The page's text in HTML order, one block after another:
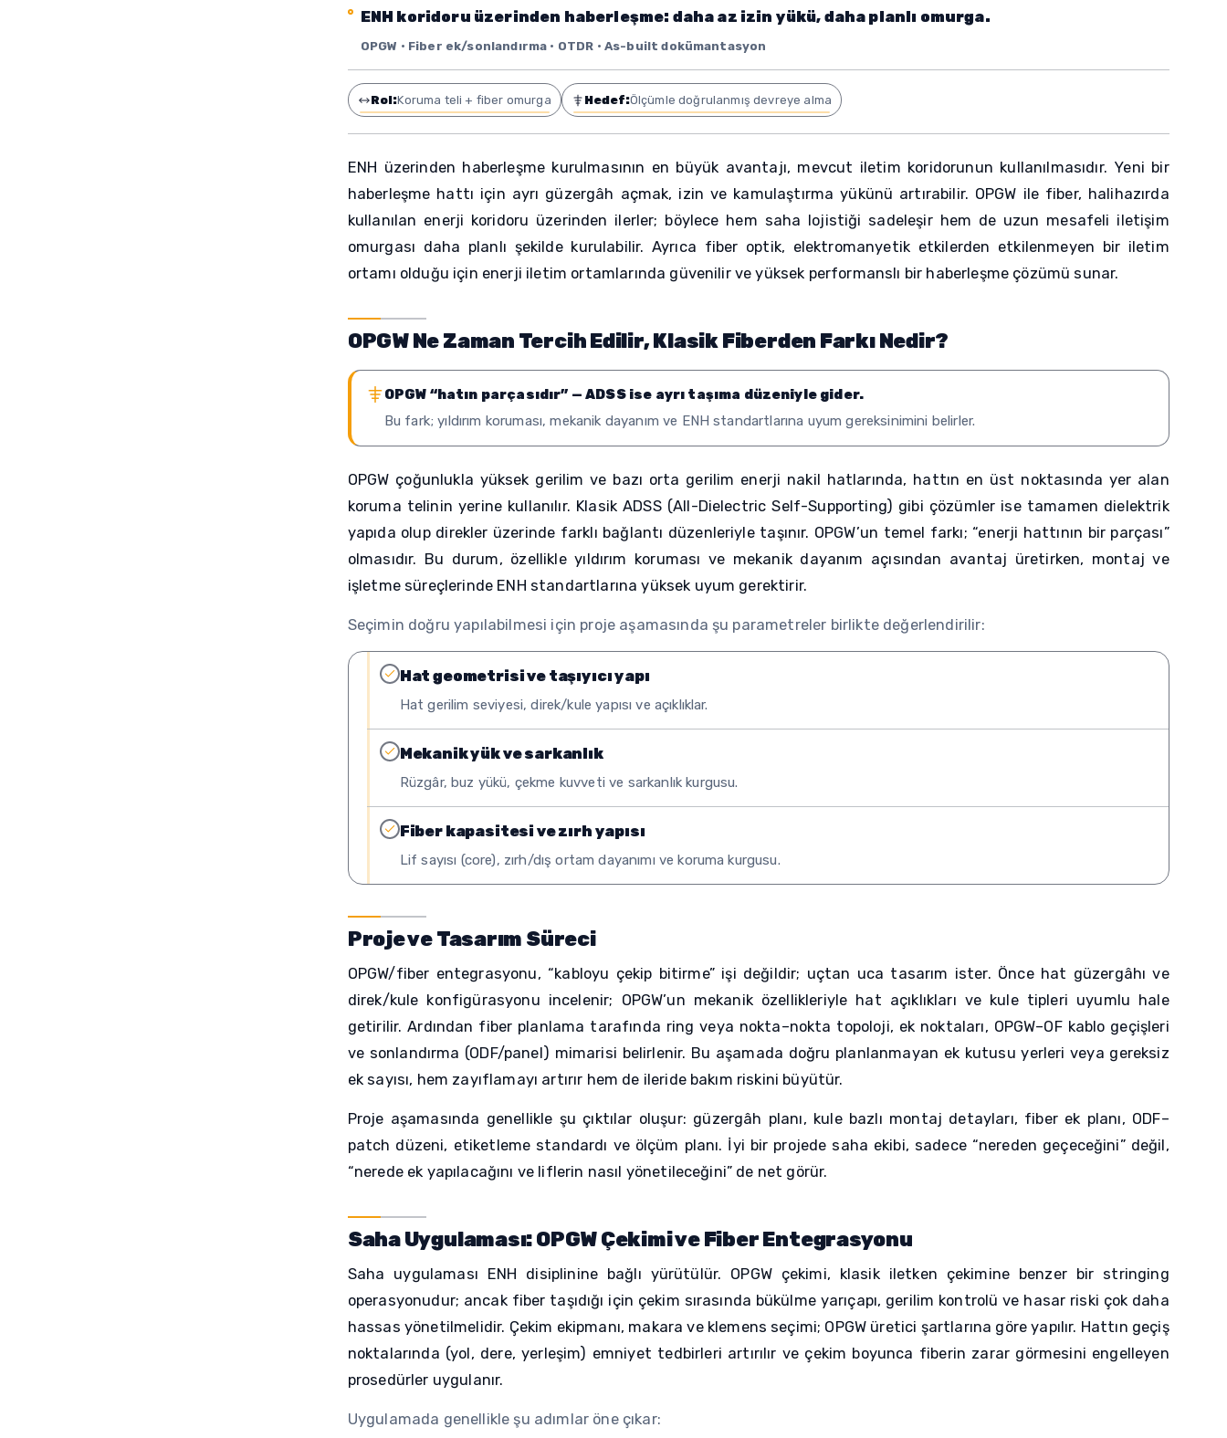
ENH koridoru üzerinden haberleşme: daha az izin yükü, daha planlı omurga.
OPGW • Fiber ek/sonlandırma • OTDR • As-built dokümantasyon
Rol:Koruma teli + fiber omurga Hedef:Ölçümle doğrulanmış devreye alma
ENH üzerinden haberleşme kurulmasının en büyük avantajı, mevcut iletim koridorunun kullanılmasıdır. Yeni bir
haberleşme hattı için ayrı güzergâh açmak, izin ve kamulaştırma yükünü artırabilir. OPGW ile fiber, halihazırda
kullanılan enerji koridoru üzerinden ilerler; böylece hem saha lojistiği sadeleşir hem de uzun mesafeli iletişim
omurgası daha planlı şekilde kurulabilir. Ayrıca fiber optik, elektromanyetik etkilerden etkilenmeyen bir iletim
ortamı olduğu için enerji iletim ortamlarında güvenilir ve yüksek performanslı bir haberleşme çözümü sunar.
OPGW Ne Zaman Tercih Edilir, Klasik Fiberden Farkı Nedir?
OPGW “hatın parçasıdır” — ADSS ise ayrı taşıma düzeniyle gider.
Bu fark; yıldırım koruması, mekanik dayanım ve ENH standartlarına uyum gereksinimini belirler.
OPGW çoğunlukla yüksek gerilim ve bazı orta gerilim enerji nakil hatlarında, hattın en üst noktasında yer alan
koruma telinin yerine kullanılır. Klasik ADSS (All-Dielectric Self-Supporting) gibi çözümler ise tamamen dielektrik
yapıda olup direkler üzerinde farklı bağlantı düzenleriyle taşınır. OPGW’un temel farkı; “enerji hattının bir parçası”
olmasıdır. Bu durum, özellikle yıldırım koruması ve mekanik dayanım açısından avantaj üretirken, montaj ve
işletme süreçlerinde ENH standartlarına yüksek uyum gerektirir.
Seçimin doğru yapılabilmesi için proje aşamasında şu parametreler birlikte değerlendirilir:
Hat geometrisi ve taşıyıcı yapı
Hat gerilim seviyesi, direk/kule yapısı ve açıklıklar.
Mekanik yük ve sarkanlık
Rüzgâr, buz yükü, çekme kuvveti ve sarkanlık kurgusu.
Fiber kapasitesi ve zırh yapısı
Lif sayısı (core), zırh/dış ortam dayanımı ve koruma kurgusu.
Proje ve Tasarım Süreci
OPGW/fiber entegrasyonu, “kabloyu çekip bitirme” işi değildir; uçtan uca tasarım ister. Önce hat güzergâhı ve
direk/kule konfigürasyonu incelenir; OPGW’un mekanik özellikleriyle hat açıklıkları ve kule tipleri uyumlu hale
getirilir. Ardından fiber planlama tarafında ring veya nokta–nokta topoloji, ek noktaları, OPGW–OF kablo geçişleri
ve sonlandırma (ODF/panel) mimarisi belirlenir. Bu aşamada doğru planlanmayan ek kutusu yerleri veya gereksiz
ek sayısı, hem zayıflamayı artırır hem de ileride bakım riskini büyütür.
Proje aşamasında genellikle şu çıktılar oluşur: güzergâh planı, kule bazlı montaj detayları, fiber ek planı, ODF–
patch düzeni, etiketleme standardı ve ölçüm planı. İyi bir projede saha ekibi, sadece “nereden geçeceğini” değil,
“nerede ek yapılacağını ve liflerin nasıl yönetileceğini” de net görür.
Saha Uygulaması: OPGW Çekimi ve Fiber Entegrasyonu
Saha uygulaması ENH disiplinine bağlı yürütülür. OPGW çekimi, klasik iletken çekimine benzer bir stringing
operasyonudur; ancak fiber taşıdığı için çekim sırasında bükülme yarıçapı, gerilim kontrolü ve hasar riski çok daha
hassas yönetilmelidir. Çekim ekipmanı, makara ve klemens seçimi; OPGW üretici şartlarına göre yapılır. Hattın geçiş
noktalarında (yol, dere, yerleşim) emniyet tedbirleri artırılır ve çekim boyunca fiberin zarar görmesini engelleyen
prosedürler uygulanır.
Uygulamada genellikle şu adımlar öne çıkar: